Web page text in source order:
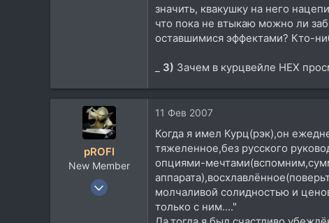
значить, квакушку на него
что пока не втыкаю можно ли
оставшимися эффектами? Кто-
3) Зачем в курцвейле HEX
pROFI
New Member
11 Май 2006
11 Фев 2007
Когда я имел Курц(рэк),он
тяжеленное,без русского
опциями-
молчаливой солидностью и
только с ним...."